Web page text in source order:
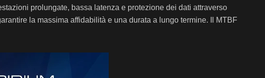
prolungate, bassa latenza e protezione dei dati attraverso
la massima affidabilità e una durata a lungo termine. Il MTBF